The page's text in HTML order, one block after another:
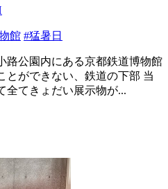
館 #猛暑日
路公園内にある京都鉄道博物館
とができない、鉄道の下部 当
全てきょだい展示物が...